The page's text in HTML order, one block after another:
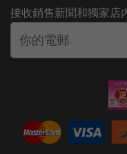
接收銷售新聞和獨家店